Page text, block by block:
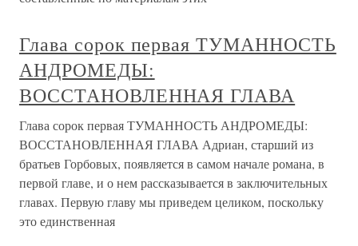
Глава сорок первая ТУМАННОСТЬ
АНДРОМЕДЫ:
ВОССТАНОВЛЕННАЯ ГЛАВА
Глава сорок первая ТУМАННОСТЬ АНДРОМЕДЫ:
ВОССТАНОВЛЕННАЯ ГЛАВА Адриан, старший из
братьев Горбовых, появляется в самом начале романа, в
первой главе, и о нем рассказывается в заключительных
главах. Первую главу мы приведем целиком, поскольку
это единственная